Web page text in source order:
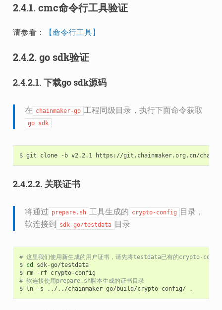
2.4.1. cmc命令行工具验证
请参看： 【命令行工具】
2.4.2. go sdk验证
2.4.2.1. 下载go sdk源码
在 chainmaker-go 工程同级目录，执行下面命令获取
go sdk
$ git clone -b v2.2.1
2.4.2.2. 关联证书
将通过 prepare.sh 工具生成的 crypto-config
目录，
软连接到
sdk-go/testdata 目录
# 这里我们使用新生成的用户证书，请先将testdata已有的crypto-
$ cd
sdk-go/testdata
$
rm -rf
# 软连接使用prepare.sh脚本生成的证书目录
$ ln -s ../../chainmaker-go/build/crypto-config/